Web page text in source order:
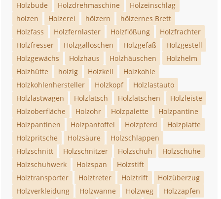
Holzbude
Holzdrehmaschine
Holzeinschlag
holzen
Holzerei hölzern
hölzernes Brett
Holzfass
Holzfernlaster Holzflößung
Holzfrachter
Holzfresser
Holzgalloschen Holzgefäß
Holzgestell
Holzgewächs
Holzhaus Holzhäuschen
Holzhelm
Holzhütte
holzig Holzkeil
Holzkohle
Holzkohlenhersteller
Holzkopf
Holzlastauto
Holzlastwagen
Holzlatsch Holzlatschen
Holzleiste
Holzoberfläche
Holzohr Holzpalette
Holzpantine
Holzpantinen
Holzpantoffel Holzpferd
Holzplatte
Holzpritsche
Holzsäure
Holzschlappen
Holzschnitt
Holzschnitzer Holzschuh
Holzschuhe
Holzschuhwerk
Holzspan
Holzstift
Holztransporter
Holztreter Holztrift
Holzüberzug
Holzverkleidung
Holzwanne Holzweg
Holzzapfen